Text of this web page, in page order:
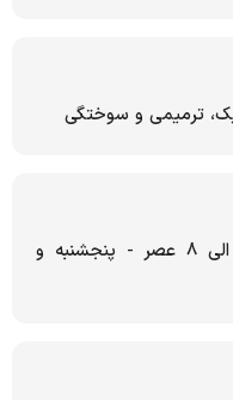
ترمیمی و سوختگی
شنبه تا چهارشنبه 4 ظهر الی 8 عصر - پنجشنبه و